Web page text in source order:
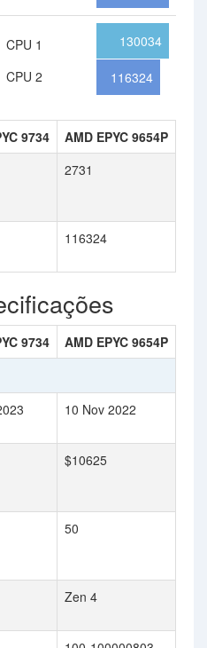
CPU 1
CPU 2
130034
116324
9734
AMD EPYC 9654P
2731
116324
9734 AMD EPYC 9654P
10 Nov 2022
$10625
50
Zen 4